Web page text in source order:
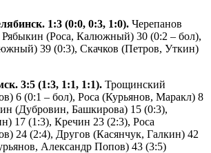
1:3 (0:0, 0:3, 1:0). Черепанов
Рябыкин (Роса, Калюжный) 30 (0:2 – бол),
39 (0:3), Скачков (Петров, Уткин)
3:5 (1:3, 1:1, 1:1). Трощинский
6 (0:1 – бол), Роса (Курьянов, Маракл) 8
(Дубровин, Башкирова) 15 (0:3),
17 (1:3), Кречин 23 (2:3), Роса
24 (2:4), Другов (Касянчук, Галкин) 42
Александр Попов) 43 (3:5)